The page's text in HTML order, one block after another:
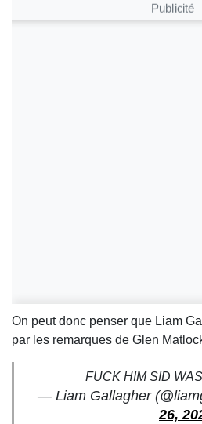
Publicité
On peut donc penser que Liam
par les remarques de Glen
FUCK HIM SID
— Liam Gallagher
26,